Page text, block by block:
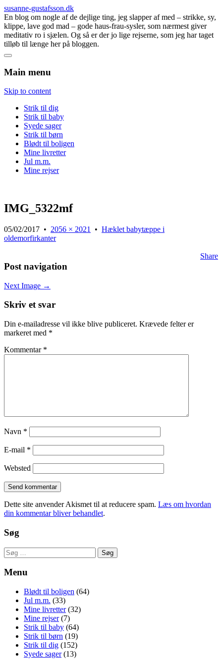
susanne-gustafsson.dk
En blog om nogle af de dejlige ting, jeg slapper af med – strikke, sy,
klippe, lave god mad – gode haus-frau-sysler, som nærmest giver
meditativ ro i sjælen. Og så er der jo lige rejserne, som jeg har taget
tilløb til længe her på bloggen.
Main menu
Skip to content
Strik til dig
Strik til baby
Syede sager
Strik til børn
Blødt til boligen
Mine livretter
Jul m.m.
Mine rejser
IMG_5322mf
05/02/2017 • 2056 × 2021 • Hæklet babytæppe i
oldemorfirkanter
Share
Post navigation
Next Image →
Skriv et svar
Din e-mailadresse vil ikke blive publiceret. Krævede felter er
markeret med *
Kommentar *
Navn *
E-mail *
Websted
Dette site anvender Akismet til at reducere spam. Læs om hvordan
din kommentar bliver behandlet.
Søg
Søg
efter:
Menu
Blødt til boligen (64)
Jul m.m. (33)
Mine livretter(32)
Mine rejser(7)
Strik til baby (64)
Strik til børn (19)
Strik til dig (152)
Syede sager(13)